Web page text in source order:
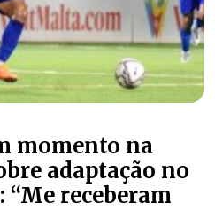
momento na
adaptação no
receberam